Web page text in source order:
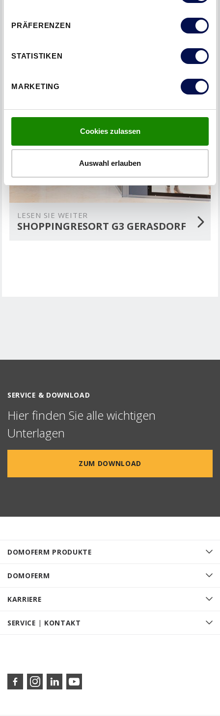
PRÄFERENZEN
STATISTIKEN
MARKETING
Cookies zulassen
Auswahl erlauben
SICHERE STAHLTÜRLÖSUNGEN.
LESEN SIE WEITER
SHOPPINGRESORT G3 GERASDORF
DOMOFERM PRODUKTE
DOMOFERM
KARRIERE
SERVICE | KONTAKT
SERVICE & DOWNLOAD
Hier finden Sie alle wichtigen
Unterlagen
ZUM DOWNLOAD